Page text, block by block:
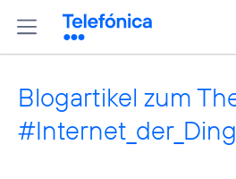
Blogartikel zum